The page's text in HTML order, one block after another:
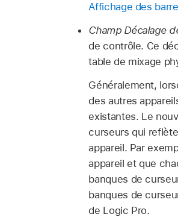
Affichage des
Champ Décalage
de contrôle. Ce
table de mixage
Généralement,
des autres
existantes. Le
curseurs qui
appareil. Par
appareil et que
banques de
banques de
de Logic Pro.